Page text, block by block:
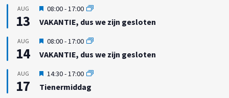
c
h
g
e
l
c
h
AUG
13
U
i
t
g
e
l
c
h
08:00-17:00
VAKANTIE, dus we zijn gesloten
AUG
14
U
i
t
g
e
l
08:00-17:00
VAKANTIE, dus we zijn gesloten
AUG
17
U
t
14:30-17:00
Tienermiddag